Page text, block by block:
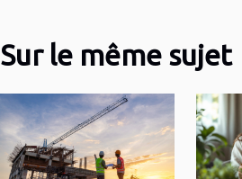
Sur le même sujet